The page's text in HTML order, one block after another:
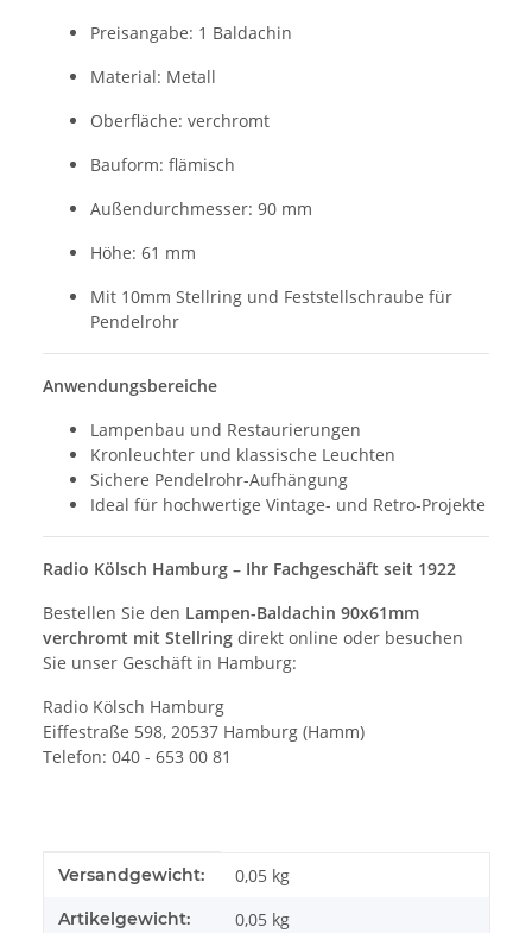
Preisangabe: 1 Baldachin
Material: Metall
Oberfläche: verchromt
Bauform: flämisch
Außendurchmesser: 90 mm
Höhe: 61 mm
Mit 10mm Stellring und Feststellschraube für
Pendelrohr
Anwendungsbereiche
Lampenbau und Restaurierungen
Kronleuchter und klassische Leuchten
Sichere Pendelrohr-Aufhängung
Ideal für hochwertige Vintage- und Retro-Projekte
Radio Kölsch Hamburg – Ihr Fachgeschäft seit 1922
Bestellen Sie den Lampen-Baldachin 90x61mm
verchromt mit Stellring direkt online oder besuchen
Sie unser Geschäft in Hamburg:
Radio Kölsch Hamburg
Eiffestraße 598, 20537 Hamburg (Hamm)
Telefon: 040 - 653 00 81
Produkteigenschaft
Wert
Versandgewicht: 0,05 kg
Artikelgewicht: 0,05 kg